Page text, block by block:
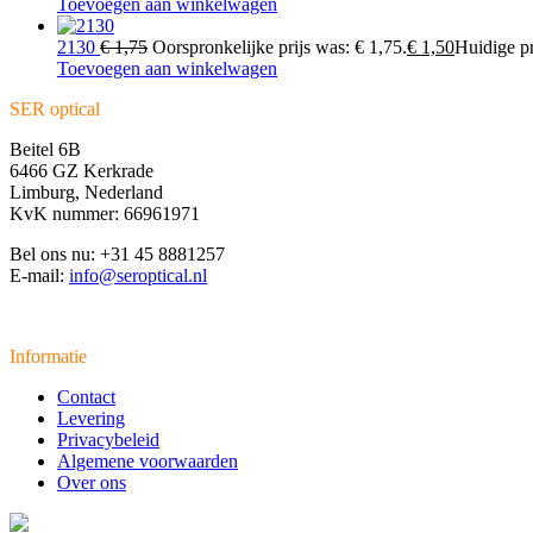
Toevoegen aan winkelwagen
2130 €1,75 Oorspronkelijke prijs was: € 1,75.€ 1,50Huidige
Toevoegen aan winkelwagen
SER optical
Beitel 6B
6466 GZ Kerkrade
Limburg, Nederland
KvK nummer: 66961971
Bel ons nu: +31 45 8881257
E-mail: info@seroptical.nl
Informatie
Contact
Levering
Privacybeleid
Algemene voorwaarden
Over ons